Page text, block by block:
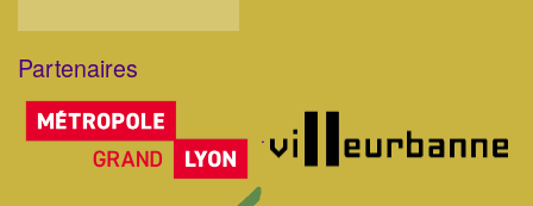
Partenaires
Corps
.